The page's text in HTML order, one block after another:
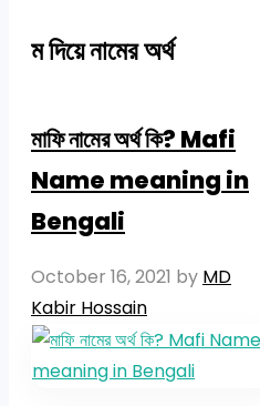
ম দিয়ে নামের অর্থ
মাফি নামের অর্থ কি? Mafi
Name meaning in
Bengali
October 16, 2021 by MD
Kabir Hossain